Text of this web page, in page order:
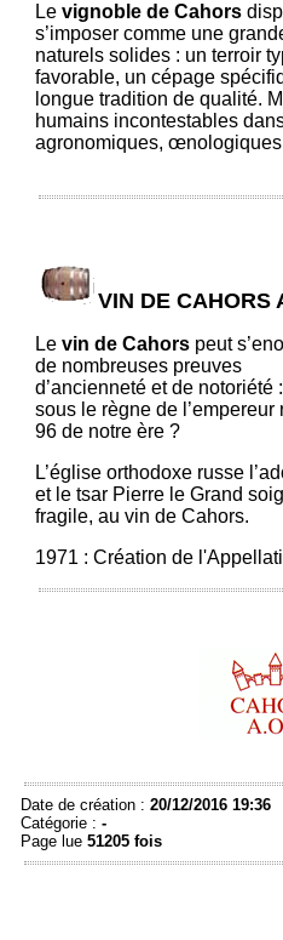
Le vignoble de Cahors
s’imposer comme une
naturels solides : un terroir
favorable, un cépage
longue tradition de qualité.
humains incontestables
agronomiques, œnologiques
VIN DE CAHORS
Le vin de Cahors peut
de nombreuses preuves
d’ancienneté et de notoriété
sous le règne de l’empereur
96 de notre ère ?
L’église orthodoxe russe
et le tsar Pierre le Grand
fragile, au vin de Cahors.
1971 : Création de
Date de création : 20/12/2016 19:36
Catégorie : -
Page lue 51205 fois